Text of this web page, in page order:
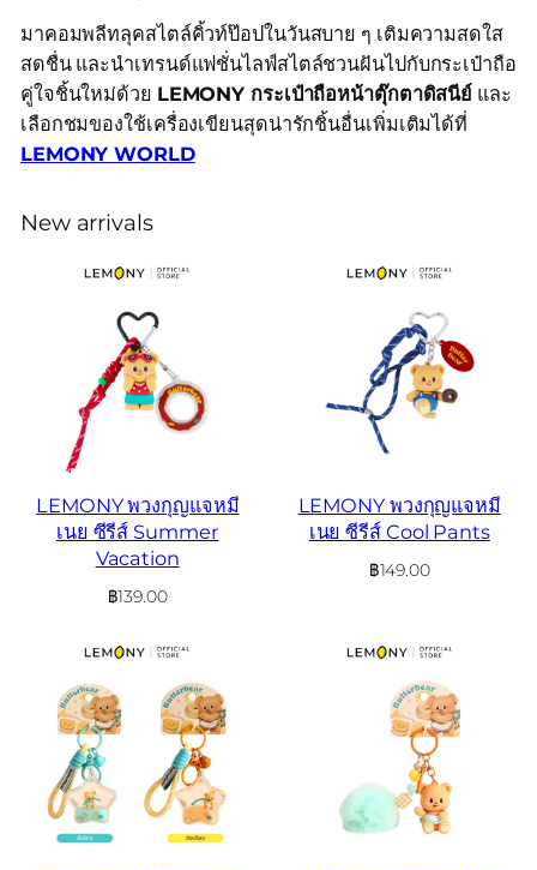
มาคอมพลีทลุคสไตล์คิ้วท์ป๊อปในวันสบาย ๆ เติมความสดใส
สดชื่น และนำเทรนด์แฟชั่นไลฟ์สไตล์ชวนฝันไปกับกระเป๋าถือ
คู่ใจชิ้นใหม่ด้วย LEMONY กระเป๋าถือหน้าตุ๊กตาดิสนีย์ และ
เลือกชมของใช้เครื่องเขียนสุดน่ารักชิ้นอื่นเพิ่มเติมได้ที่
LEMONY WORLD
New arrivals
LEMONY พวงกุญแจหมี
เนย ซีรีส์ Summer
Vacation
฿139.00
LEMONY พวงกุญแจหมี
เนย ซีรีส์ Cool Pants
฿149.00